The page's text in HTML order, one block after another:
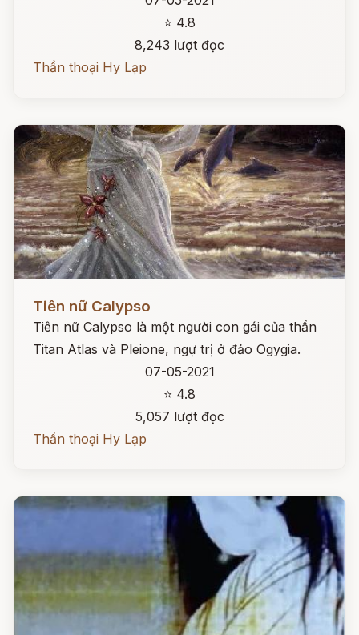
⭐ 4.8
8,243 lượt đọc
Thần thoại Hy Lạp
Tiên nữ Calypso
Tiên nữ Calypso là một người con gái của thần
Titan Atlas và Pleione, ngự trị ở đảo Ogygia.
07-05-2021
⭐ 4.8
5,057 lượt đọc
Thần thoại Hy Lạp